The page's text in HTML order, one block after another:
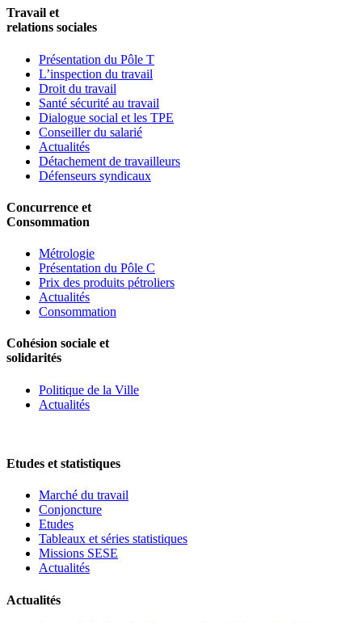
Travail et
relations sociales
Présentation du Pôle T
L’inspection du travail
Droit du travail
Santé sécurité au travail
Dialogue social et les TPE
Conseiller du salarié
Actualités
Détachement de travailleurs
Défenseurs syndicaux
Concurrence et
Consommation
Métrologie
Présentation du Pôle C
Prix des produits pétroliers
Actualités
Consommation
Cohésion sociale et
solidarités
Politique de la Ville
Actualités
Etudes et statistiques
Marché du travail
Conjoncture
Etudes
Tableaux et séries statistiques
Missions SESE
Actualités
Actualités